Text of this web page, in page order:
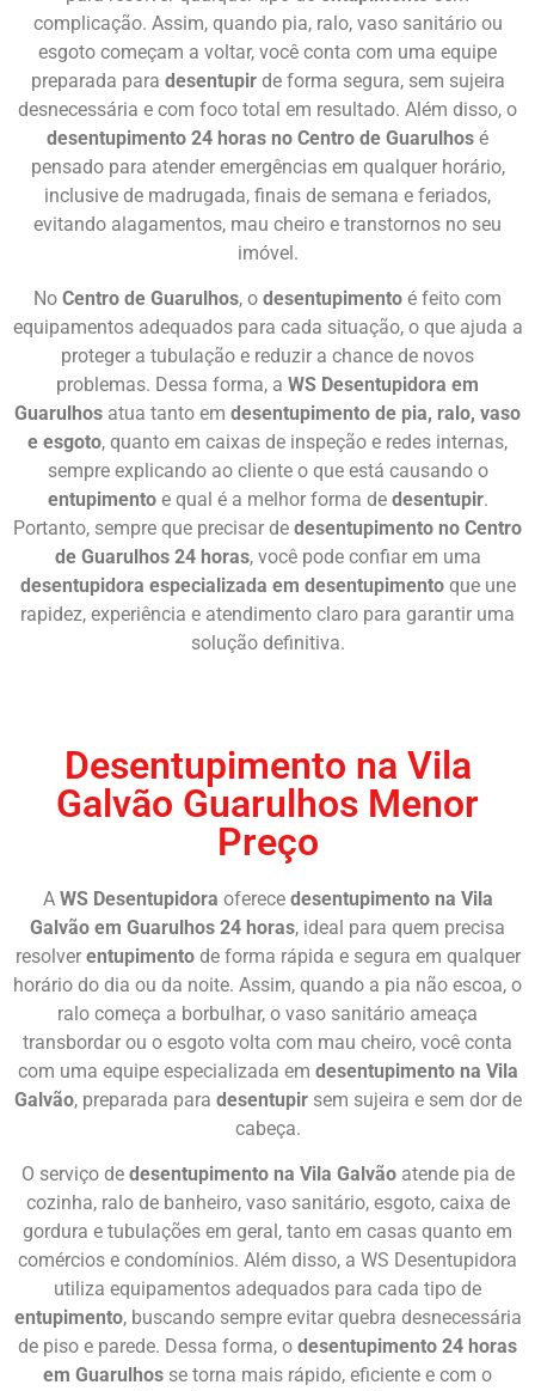
complicação. Assim, quando pia, ralo, vaso sanitário ou
esgoto começam a voltar, você conta com uma equipe
preparada para desentupirde forma segura, sem sujeira
desnecessária e com foco total em resultado. Além disso, o
desentupimento 24 horas no Centro de Guarulhos é
pensado para atender emergências em qualquer horário,
inclusive de madrugada, finais de semana e feriados,
evitando alagamentos, mau cheiro e transtornos no seu
imóvel.
No Centro de Guarulhos, o desentupimento é feito com
equipamentos adequados para cada situação, o que ajuda a
proteger a tubulação e reduzir a chance de novos
problemas. Dessa forma, a WS Desentupidora em
Guarulhos atua tanto em desentupimento de pia, ralo, vaso
e esgoto, quanto em caixas de inspeção e redes internas,
sempre explicando ao cliente o que está causando o
entupimentoe qual é a melhor forma de desentupir.
Portanto, sempre que precisar de desentupimento no Centro
de Guarulhos 24 horas, você pode confiar em uma
desentupidora especializada em desentupimentoque une
rapidez, experiência e atendimento claro para garantir uma
solução definitiva.
Desentupimento na Vila
Galvão Guarulhos Menor
Preço
A WS Desentupidora oferece desentupimento na Vila
Galvão em Guarulhos 24 horas, ideal para quem precisa
resolver entupimentode forma rápida e segura em qualquer
horário do dia ou da noite. Assim, quando a pia não escoa, o
ralo começa a borbulhar, o vaso sanitário ameaça
transbordar ou o esgoto volta com mau cheiro, você conta
com uma equipe especializada em desentupimento na Vila
Galvão, preparada para desentupirsem sujeira e sem dor de
cabeça.
O serviço de desentupimento na Vila Galvãoatende pia de
cozinha, ralo de banheiro, vaso sanitário, esgoto, caixa de
gordura e tubulações em geral, tanto em casas quanto em
comércios e condomínios. Além disso, a WS Desentupidora
utiliza equipamentos adequados para cada tipo de
entupimento, buscando sempre evitar quebra desnecessária
de piso e parede. Dessa forma, o desentupimento 24 horas
em Guarulhos se torna mais rápido, eficiente e com o